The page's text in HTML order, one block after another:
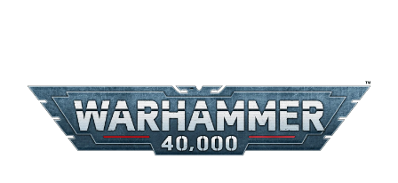
Accesorii
Figurine
Star Wars figurine